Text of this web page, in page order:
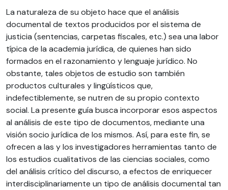
La naturaleza de su objeto hace que el análisis
documental de textos producidos por el sistema de
justicia (sentencias, carpetas fiscales, etc.) sea una labor
típica de la academia jurídica, de quienes han sido
formados en el razonamiento y lenguaje jurídico. No
obstante, tales objetos de estudio son también
productos culturales y lingüísticos que,
indefectiblemente, se nutren de su propio contexto
social. La presente guía busca incorporar esos aspectos
al análisis de este tipo de documentos, mediante una
visión socio jurídica de los mismos. Así, para este fin, se
ofrecen a las y los investigadores herramientas tanto de
los estudios cualitativos de las ciencias sociales, como
del análisis crítico del discurso, a efectos de enriquecer
interdisciplinariamente un tipo de análisis documental tan